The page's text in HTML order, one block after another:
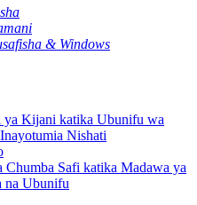
& Windows
ya Kijani katika Ubunifu wa
Nishati
Chumba Safi katika Madawa ya
na Ubunifu